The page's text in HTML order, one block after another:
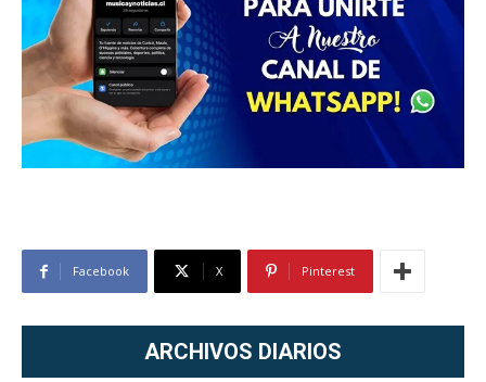
Facebook X Pinterest
ARCHIVOS DIARIOS